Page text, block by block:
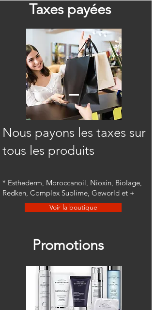
Taxes payées
Nous payons les taxes sur
tous les produits
* Esthederm, Moroccanoil, Nioxin, Biolage,
Redken, Complex Sublime, Geworld et +
Voir la boutique
Promotions